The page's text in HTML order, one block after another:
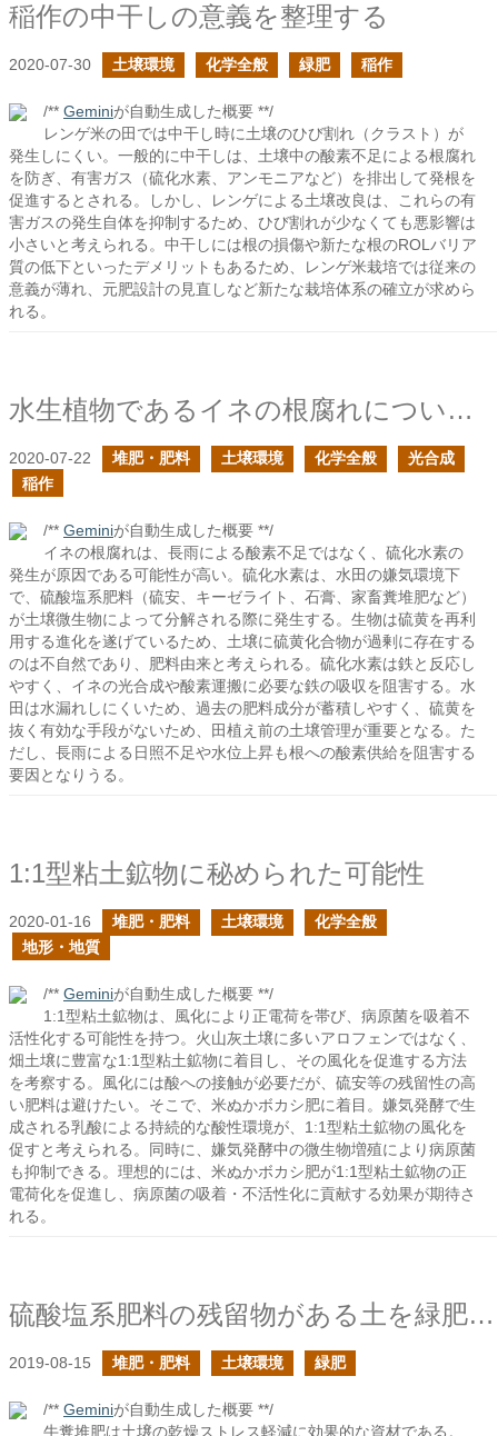
稲作の中干しの意義を整理する
2020-07-30 土壌環境 化学全般 緑肥 稲作
/** Geminiが自動生成した概要 **/
レンゲ米の田では中干し時に土壌のひび割れ（クラスト）が
発生しにくい。一般的に中干しは、土壌中の酸素不足による根腐れ
を防ぎ、有害ガス（硫化水素、アンモニアなど）を排出して発根を
促進するとされる。しかし、レンゲによる土壌改良は、これらの有
害ガスの発生自体を抑制するため、ひび割れが少なくても悪影響は
小さいと考えられる。中干しには根の損傷や新たな根のROLバリア
質の低下といったデメリットもあるため、レンゲ米栽培では従来の
意義が薄れ、元肥設計の見直しなど新たな栽培体系の確立が求めら
れる。
水生植物であるイネの根腐れについて考える
2020-07-22 堆肥・肥料 土壌環境 化学全般
光合成
稲作
/** Geminiが自動生成した概要 **/
イネの根腐れは、長雨による酸素不足ではなく、硫化水素の
発生が原因である可能性が高い。硫化水素は、水田の嫌気環境下
で、硫酸塩系肥料（硫安、キーゼライト、石膏、家畜糞堆肥など）
が土壌微生物によって分解される際に発生する。生物は硫黄を再利
用する進化を遂げているため、土壌に硫黄化合物が過剰に存在する
のは不自然であり、肥料由来と考えられる。硫化水素は鉄と反応し
やすく、イネの光合成や酸素運搬に必要な鉄の吸収を阻害する。水
田は水漏れしにくいため、過去の肥料成分が蓄積しやすく、硫黄を
抜く有効な手段がないため、田植え前の土壌管理が重要となる。た
だし、長雨による日照不足や水位上昇も根への酸素供給を阻害する
要因となりうる。
1:1型粘土鉱物に秘められた可能性
2020-01-16 堆肥・肥料 土壌環境
化学全般
地形・地質
/** Geminiが自動生成した概要 **/
1:1型粘土鉱物は、風化により正電荷を帯び、病原菌を吸着不
活性化する可能性を持つ。火山灰土壌に多いアロフェンではなく、
畑土壌に豊富な1:1型粘土鉱物に着目し、その風化を促進する方法
を考察する。風化には酸への接触が必要だが、硫安等の残留性の高
い肥料は避けたい。そこで、米ぬかボカシ肥に着目。嫌気発酵で生
成される乳酸による持続的な酸性環境が、1:1型粘土鉱物の風化を
促すと考えられる。同時に、嫌気発酵中の微生物増殖により病原菌
も抑制できる。理想的には、米ぬかボカシ肥が1:1型粘土鉱物の正
電荷化を促進し、病原菌の吸着・不活性化に貢献する効果が期待さ
れる。
硫酸塩系肥料の残留物がある土を緑肥で解決したい
2019-08-15 堆肥・肥料 土壌環境 緑肥
/** Geminiが自動生成した概要 **/
牛糞堆肥は土壌の乾燥ストレス軽減に効果的な資材である。